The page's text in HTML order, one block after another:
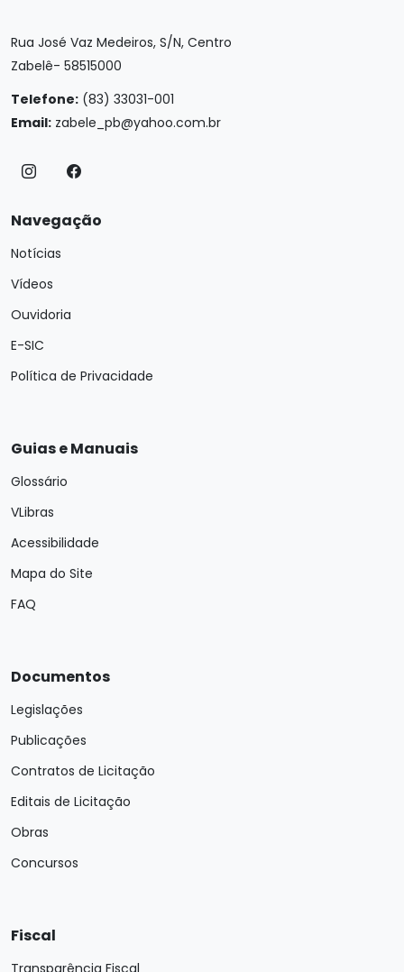
Rua José Vaz Medeiros, S/N, Centro
Zabelê- 58515000
Telefone: (83) 33031-001
Email: zabele_pb@yahoo.com.br
Navegação
Notícias
Vídeos
Ouvidoria
E-SIC
Política de Privacidade
Guias e Manuais
Glossário
VLibras
Acessibilidade
Mapa do Site
FAQ
Documentos
Legislações
Publicações
Contratos de Licitação
Editais de Licitação
Obras
Concursos
Fiscal
Transparência Fiscal